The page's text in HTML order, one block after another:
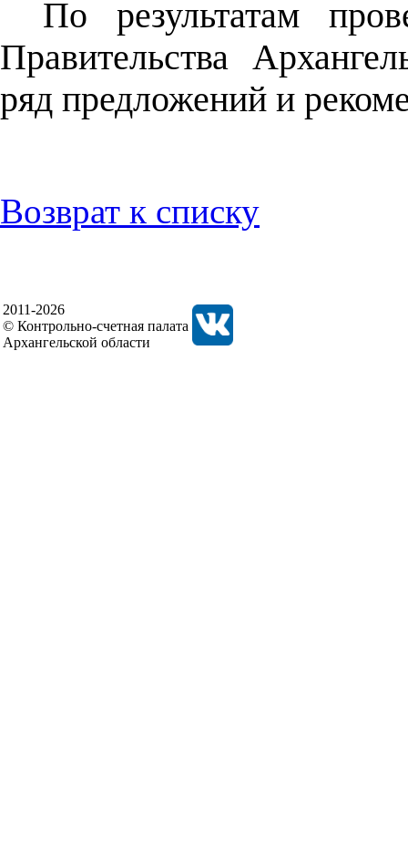
По результатам
Правительства
ряд предложений и
Возврат к списку
2011-2026
© Контрольно-счетная палата
Архангельской области